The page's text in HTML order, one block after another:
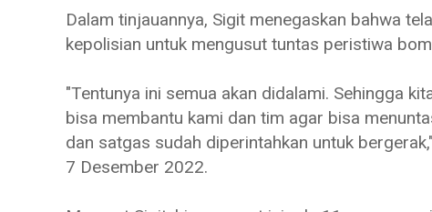
Dalam tinjauannya, Sigit menegaskan bahwa
kepolisian untuk mengusut tuntas peristiwa
"Tentunya ini semua akan didalami. Sehingga
bisa membantu kami dan tim agar bisa
dan satgas sudah diperintahkan untuk
7 Desember 2022.